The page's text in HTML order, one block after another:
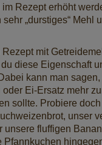
Rezept erhöht
„durstiges“ Mehl
mit
diese Eigenschaft
kann man
Ei-Ersatz mehr
sollte. Probiere
, unser
unsere fluffigen
Pfannkuchen